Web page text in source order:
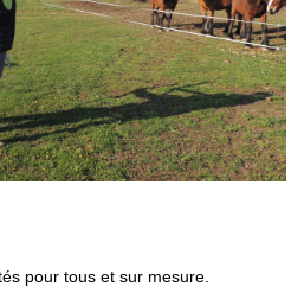
pour tous et sur mesure.